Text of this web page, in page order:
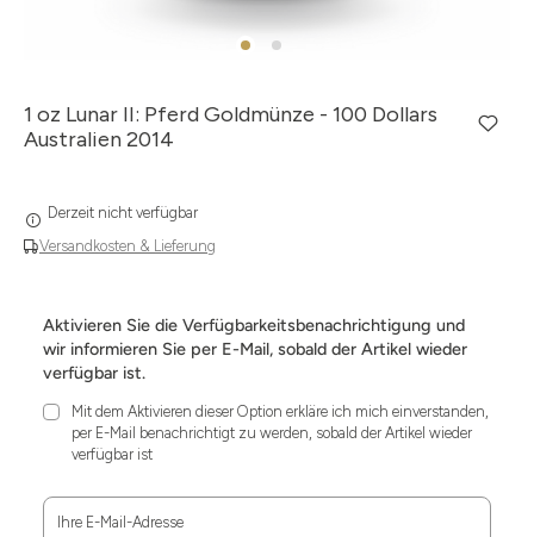
1 oz Lunar II: Pferd Goldmünze - 100 Dollars
Australien 2014
Versandkosten & Lieferung
Derzeit nicht verfügbar
Aktivieren Sie die Verfügbarkeitsbenachrichtigung und
wir informieren Sie per E-Mail, sobald der Artikel wieder
verfügbar ist.
Mit dem Aktivieren dieser Option erkläre ich mich einverstanden,
per E-Mail benachrichtigt zu werden, sobald der Artikel wieder
verfügbar ist
Ihre E-Mail-Adresse